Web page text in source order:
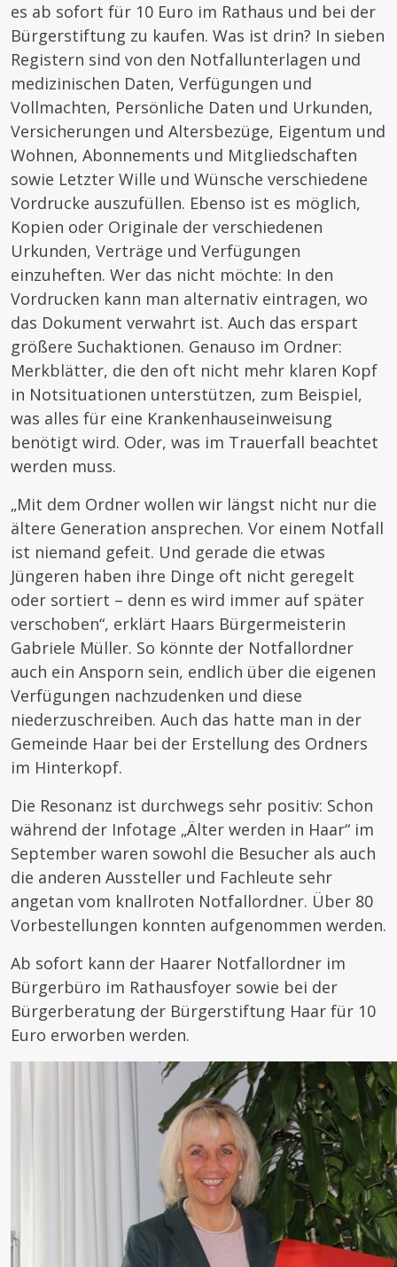
es ab sofort für 10 Euro im Rathaus und bei der
Bürgerstiftung zu kaufen. Was ist drin? In sieben
Registern sind von den Notfallunterlagen und
medizinischen Daten, Verfügungen und
Vollmachten, Persönliche Daten und Urkunden,
Versicherungen und Altersbezüge, Eigentum und
Wohnen, Abonnements und Mitgliedschaften
sowie Letzter Wille und Wünsche verschiedene
Vordrucke auszufüllen. Ebenso ist es möglich,
Kopien oder Originale der verschiedenen
Urkunden, Verträge und Verfügungen
einzuheften. Wer das nicht möchte: In den
Vordrucken kann man alternativ eintragen, wo
das Dokument verwahrt ist. Auch das erspart
größere Suchaktionen. Genauso im Ordner:
Merkblätter, die den oft nicht mehr klaren Kopf
in Notsituationen unterstützen, zum Beispiel,
was alles für eine Krankenhauseinweisung
benötigt wird. Oder, was im Trauerfall beachtet
werden muss.
„Mit dem Ordner wollen wir längst nicht nur die
ältere Generation ansprechen. Vor einem Notfall
ist niemand gefeit. Und gerade die etwas
Jüngeren haben ihre Dinge oft nicht geregelt
oder sortiert – denn es wird immer auf später
verschoben“, erklärt Haars Bürgermeisterin
Gabriele Müller. So könnte der Notfallordner
auch ein Ansporn sein, endlich über die eigenen
Verfügungen nachzudenken und diese
niederzuschreiben. Auch das hatte man in der
Gemeinde Haar bei der Erstellung des Ordners
im Hinterkopf.
Die Resonanz ist durchwegs sehr positiv: Schon
während der Infotage „Älter werden in Haar“ im
September waren sowohl die Besucher als auch
die anderen Aussteller und Fachleute sehr
angetan vom knallroten Notfallordner. Über 80
Vorbestellungen konnten aufgenommen werden.
Ab sofort kann der Haarer Notfallordner im
Bürgerbüro im Rathausfoyer sowie bei der
Bürgerberatung der Bürgerstiftung Haar für 10
Euro erworben werden.